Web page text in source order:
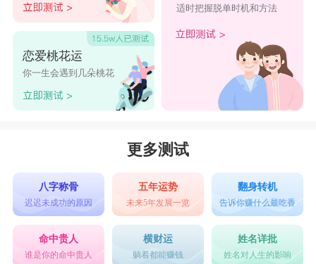
恋爱桃花运
你一生会遇到几朵桃花
适时把握脱单时机和方法
更多测试
八字称骨
迟迟未成功的原因
五年运势
未来5年发展一览
翻身转机
告诉你赚什么最吃香
命中贵人
谁是你的命中贵人
横财运
躺着都能赚钱
姓名详批
姓名对人生的影响